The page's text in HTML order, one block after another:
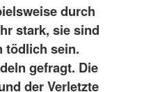
durch
stark, sie sind
tödlich sein.
gefragt. Die
der Verletzte